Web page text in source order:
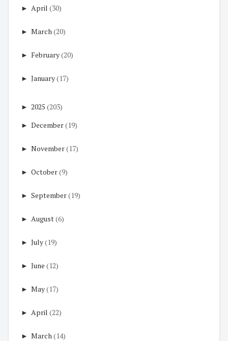
► April (30)
► March (20)
► February(20)
► January(17)
► 2025 (203)
► December(19)
► November(17)
► October(9)
► September(19)
► August(6)
► July(19)
► June (12)
► May(17)
► April (22)
► March (14)